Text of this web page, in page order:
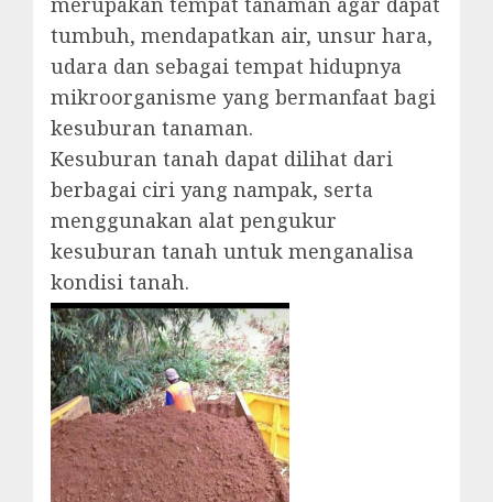
tumbuh, mendapatkan air, unsur hara,
udara dan sebagai tempat hidupnya
mikroorganisme yang bermanfaat bagi
kesuburan tanaman.
Kesuburan tanah dapat dilihat dari
berbagai ciri yang nampak, serta
menggunakan alat pengukur
kesuburan tanah untuk menganalisa
kondisi tanah.